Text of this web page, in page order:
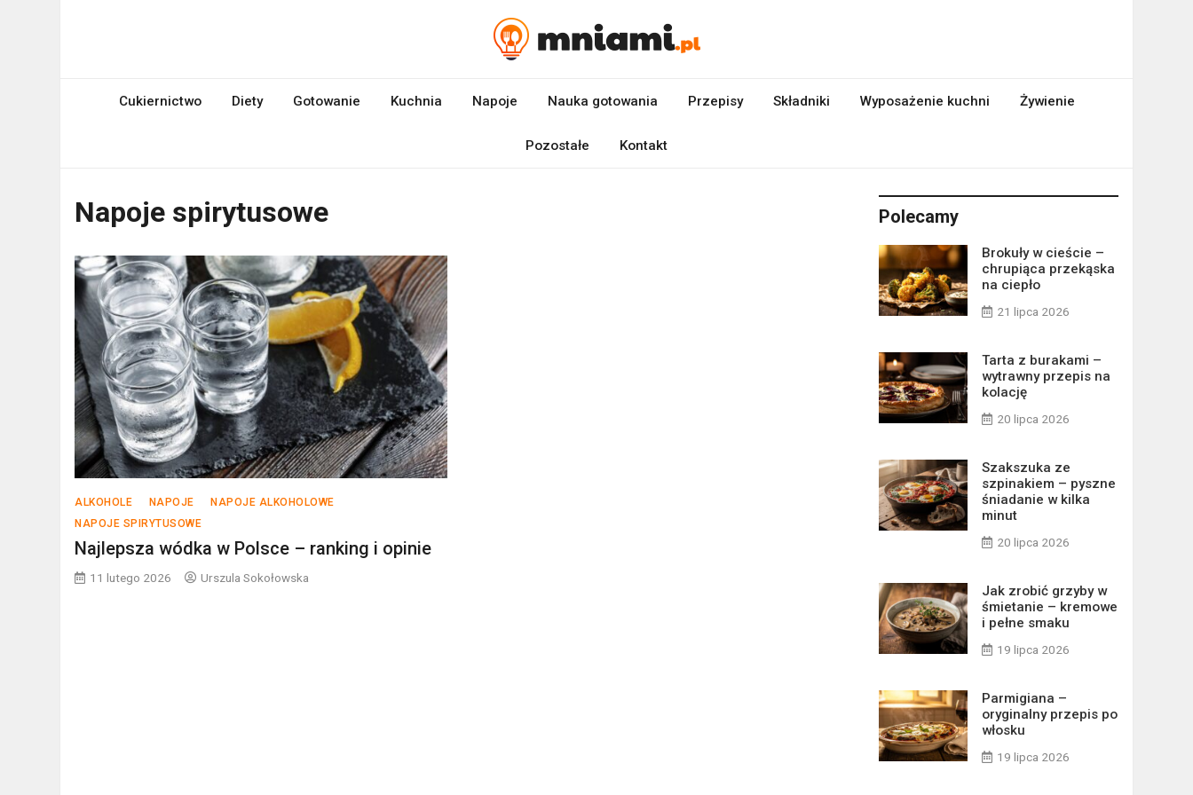
mniami.pl
Cukiernictwo Diety Gotowanie Kuchnia Napoje Nauka gotowania Przepisy Składniki Wyposażenie kuchni Żywienie
Pozostałe Kontakt
Napoje spirytusowe
ALKOHOLE NAPOJE
NAPOJE ALKOHOLOWE
NAPOJE SPIRYTUSOWE
Najlepsza wódka w Polsce – ranking i opinie
11 lutego 2026 Urszula Sokołowska
Polecamy
Brokuły w cieście –
chrupiąca przekąska
na ciepło
21 lipca 2026
Tarta z burakami –
wytrawny przepis na
kolację
20 lipca 2026
Szakszuka ze
szpinakiem – pyszne
śniadanie w kilka
minut
20 lipca 2026
Jak zrobić grzyby w
śmietanie – kremowe
i pełne smaku
19 lipca 2026
Parmigiana –
oryginalny przepis po
włosku
19 lipca 2026